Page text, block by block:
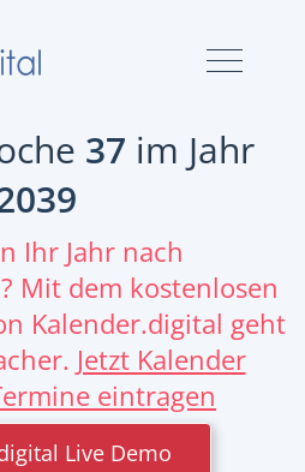
37 im Jahr
Ihr Jahr nach
Mit dem kostenlosen
Kalender.digital geht
Jetzt Kalender
eintragen
Live Demo